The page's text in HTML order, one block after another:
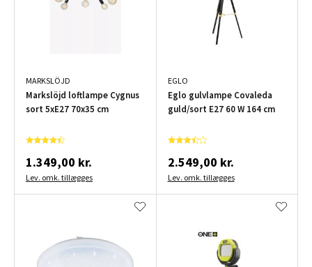
MARKSLÖJD
Markslöjd loftlampe Cygnus
sort 5xE27 70x35 cm
1.349,00 kr.
Lev. omk. tillægges
EGLO
Eglo gulvlampe Covaleda
guld/sort E27 60 W 164 cm
2.549,00 kr.
Lev. omk. tillægges